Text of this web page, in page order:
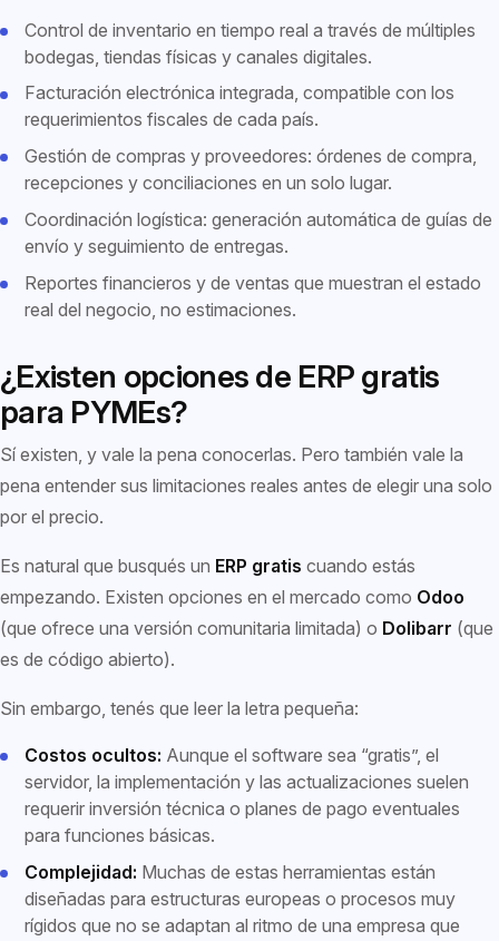
Control de inventario en tiempo real a través de múltiples
bodegas, tiendas físicas y canales digitales.
Facturación electrónica integrada, compatible con los
requerimientos fiscales de cada país.
Gestión de compras y proveedores: órdenes de compra,
recepciones y conciliaciones en un solo lugar.
Coordinación logística: generación automática de guías de
envío y seguimiento de entregas.
Reportes financieros y de ventas que muestran el estado
real del negocio, no estimaciones.
¿Existen opciones de ERP gratis
para PYMEs?
Sí existen, y vale la pena conocerlas. Pero también vale la
pena entender sus limitaciones reales antes de elegir una solo
por el precio.
Es natural que busqués un ERP gratis cuando estás
empezando. Existen opciones en el mercado como Odoo
(que ofrece una versión comunitaria limitada) o Dolibarr (que
es de código abierto).
Sin embargo, tenés que leer la letra pequeña:
Costos ocultos: Aunque el software sea “gratis”, el
servidor, la implementación y las actualizaciones suelen
requerir inversión técnica o planes de pago eventuales
para funciones básicas.
Complejidad: Muchas de estas herramientas están
diseñadas para estructuras europeas o procesos muy
rígidos que no se adaptan al ritmo de una empresa que